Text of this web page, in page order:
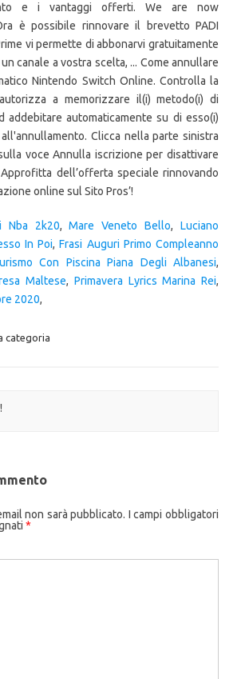
e i vantaggi offerti. We are now
è possibile rinnovare il brevetto PADI
vi permette di abbonarvi gratuitamente
canale a vostra scelta, ... Come annullare
Nintendo Switch Online. Controlla la
a memorizzare il(i) metodo(i) di
addebitare automaticamente su di esso(i)
Clicca nella parte sinistra
voce Annulla iscrizione per disattivare
dell’offerta speciale rinnovando
online sul Sito Pros’!
Nba 2k20,Mare Veneto Bello,Luciano
In Poi,Frasi Auguri Primo Compleanno
Con Piscina Piana Degli Albanesi,
Maltese, Primavera Lyrics Marina Rei,
2020,
categoria
non sarà pubblicato. I campi obbligatori
*